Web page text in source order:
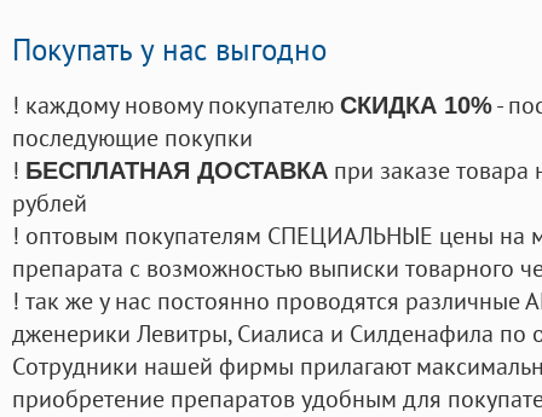
Покупать у нас выгодно
! каждому новому покупателю СКИДКА 10%-
последующие покупки
! БЕСПЛАТНАЯ ДОСТАВКА при заказе
рублей
! оптовым покупателям СПЕЦИАЛЬНЫЕ цены на
препарата с возможностью выписки товарного
! так же у нас постоянно проводятся
дженерики Левитры, Сиалиса и Силденафила по
Cотрудники нашей фирмы прилагают
приобретение препаратов удобным для